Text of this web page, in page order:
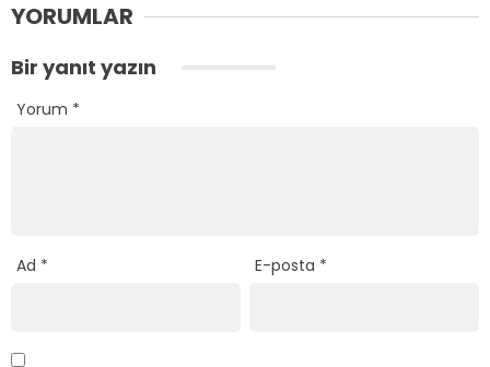
YORUMLAR
Bir yanıt yazın
Yorum *
Ad * E-posta *